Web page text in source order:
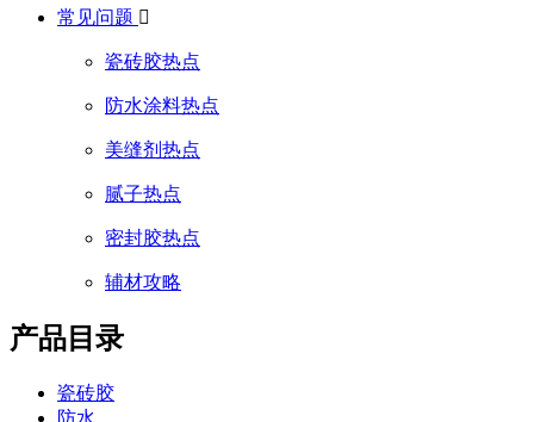
常见问题 
瓷砖胶热点
防水涂料热点
美缝剂热点
腻子热点
密封胶热点
辅材攻略
产品目录
瓷砖胶
防水